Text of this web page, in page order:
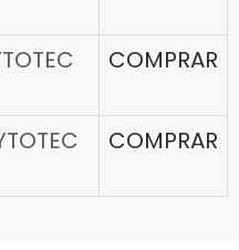
COMPRAR
COMPRAR